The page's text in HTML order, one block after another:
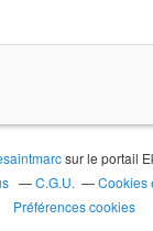
sur le portail
C.G.U.
Cookies
Préférences cookies